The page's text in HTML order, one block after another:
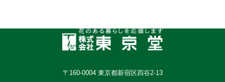
〒160-0004 東京都新宿区四谷2-13